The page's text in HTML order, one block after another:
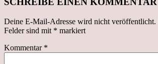
Deine E-Mail-Adresse wird nicht veröffentlicht.
Felder sind mit * markiert
Kommentar *